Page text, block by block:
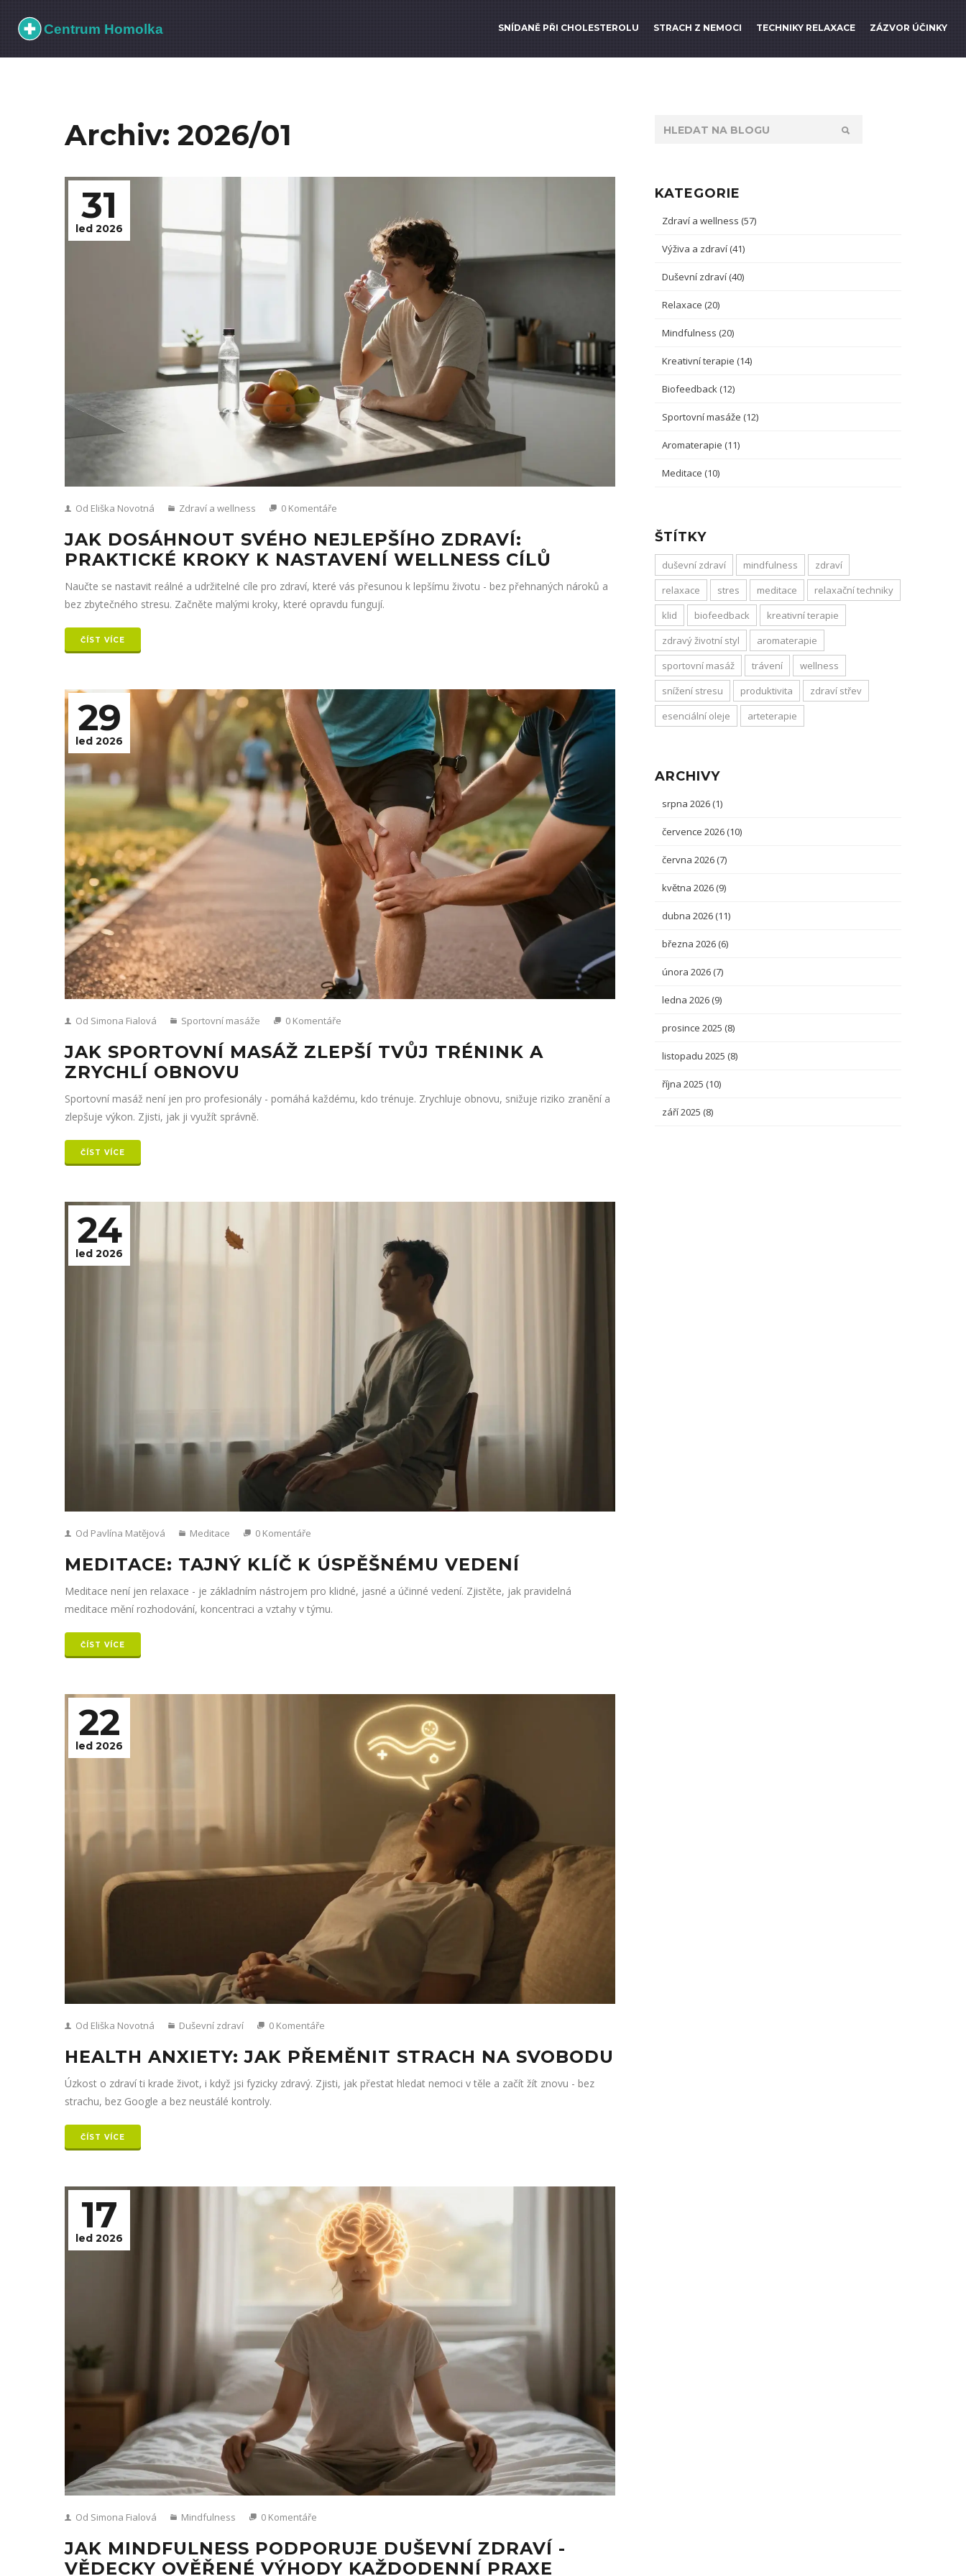
SNÍDANĚ PŘI CHOLESTEROLU STRACH Z NEMOCI TECHNIKY RELAXACE ZÁZVOR ÚČINKY
Archiv: 2026/01
31
led 2026
Od Eliška Novotná Zdraví a wellness 0 Komentáře
JAK DOSÁHNOUT SVÉHO NEJLEPŠÍHO ZDRAVÍ:
PRAKTICKÉ KROKY K NASTAVENÍ WELLNESS CÍLŮ
Naučte se nastavit reálné a udržitelné cíle pro zdraví, které vás přesunou k lepšímu životu - bez přehnaných nároků a
bez zbytečného stresu. Začněte malými kroky, které opravdu fungují.
ČÍST VÍCE
29
led 2026
Od Simona Fialová Sportovní masáže 0 Komentáře
JAK SPORTOVNÍ MASÁŽ ZLEPŠÍ TVŮJ TRÉNINK A
ZRYCHLÍ OBNOVU
Sportovní masáž není jen pro profesionály - pomáhá každému, kdo trénuje. Zrychluje obnovu, snižuje riziko zranění a
zlepšuje výkon. Zjisti, jak ji využít správně.
ČÍST VÍCE
24
led 2026
Od Pavlína Matějová Meditace 0 Komentáře
MEDITACE: TAJNÝ KLÍČ K ÚSPĚŠNÉMU VEDENÍ
Meditace není jen relaxace - je základním nástrojem pro klidné, jasné a účinné vedení. Zjistěte, jak pravidelná
meditace mění rozhodování, koncentraci a vztahy v týmu.
ČÍST VÍCE
22
led 2026
Od Eliška Novotná Duševní zdraví 0 Komentáře
HEALTH ANXIETY: JAK PŘEMĚNIT STRACH NA SVOBODU
Úzkost o zdraví ti krade život, i když jsi fyzicky zdravý. Zjisti, jak přestat hledat nemoci v těle a začít žít znovu - bez
strachu, bez Google a bez neustálé kontroly.
ČÍST VÍCE
17
led 2026
Od Simona Fialová Mindfulness 0 Komentáře
JAK MINDFULNESS PODPORUJE DUŠEVNÍ ZDRAVÍ -
VĚDECKY OVĚŘENÉ VÝHODY KAŽDODENNÍ PRAXE
KATEGORIE
Zdraví a wellness (57)
Výživa a zdraví (41)
Duševní zdraví (40)
Relaxace (20)
Mindfulness (20)
Kreativní terapie (14)
Biofeedback (12)
Sportovní masáže (12)
Aromaterapie (11)
Meditace (10)
ŠTÍTKY
duševní zdraví mindfulness
zdraví
relaxace
stres meditace
relaxační techniky
klid
biofeedback
kreativní terapie
zdravý životní styl
aromaterapie
sportovní masáž
trávení
wellness
snížení stresu
produktivita
zdraví střev
esenciální oleje
arteterapie
ARCHIVY
srpna 2026 (1)
července 2026 (10)
června 2026 (7)
května 2026 (9)
dubna 2026 (11)
března 2026 (6)
února 2026 (7)
ledna 2026 (9)
prosince 2025 (8)
listopadu 2025 (8)
října 2025 (10)
září 2025 (8)